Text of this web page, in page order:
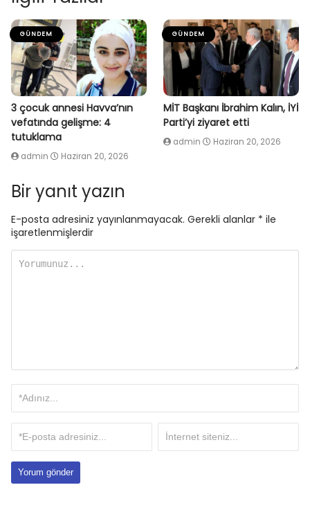
GÜNDEM
3 çocuk annesi Havva’nın
vefatında gelişme: 4
tutuklama
admin Haziran 20, 2026
GÜNDEM
MİT Başkanı İbrahim Kalın, İYİ
Parti’yi ziyaret etti
admin Haziran 20, 2026
Bir yanıt yazın
E-posta adresiniz yayınlanmayacak. Gerekli alanlar * ile
işaretlenmişlerdir